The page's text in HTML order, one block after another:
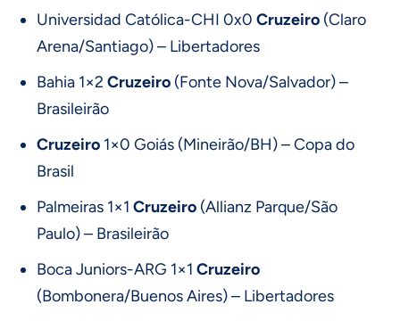
Universidad Católica-CHI 0x0 Cruzeiro (Claro
Arena/Santiago) – Libertadores
Bahia 1×2 Cruzeiro (Fonte Nova/Salvador) –
Brasileirão
Cruzeiro 1×0 Goiás (Mineirão/BH) – Copa do
Brasil
Palmeiras 1×1 Cruzeiro (Allianz Parque/São
Paulo) – Brasileirão
Boca Juniors-ARG 1×1 Cruzeiro
(Bombonera/Buenos Aires) – Libertadores